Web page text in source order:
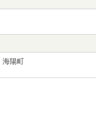
海陽町